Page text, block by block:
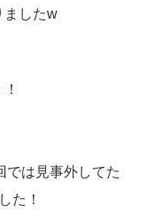
ましたw
では見事外してた
た！